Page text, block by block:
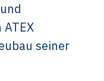
seiner